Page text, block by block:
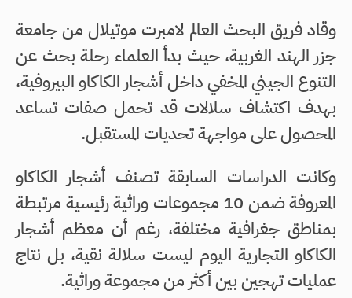
وقاد فريق البحث العالم لامبرت موتيلال من جامعة
جزر الهند الغربية، حيث بدأ العلماء رحلة بحث عن
التنوع الجيني المخفي داخل أشجار الكاكاو البيروفية،
بهدف اكتشاف سلالات قد تحمل صفات تساعد
المحصول على مواجهة تحديات المستقبل.
وكانت الدراسات السابقة تصنف أشجار الكاكاو
المعروفة ضمن 10 مجموعات وراثية رئيسية مرتبطة
بمناطق جغرافية مختلفة، رغم أن معظم أشجار
الكاكاو التجارية اليوم ليست سلالة نقية، بل نتاج
عمليات تهجين بين أكثر من مجموعة وراثية.